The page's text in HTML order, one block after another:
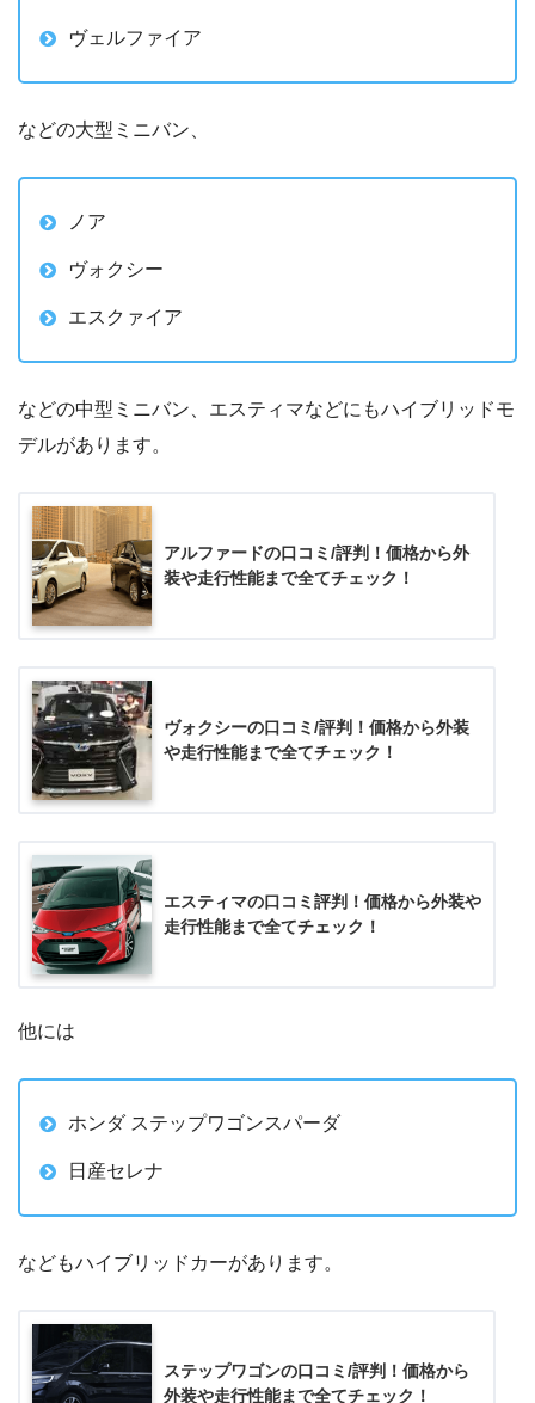
ヴェルファイア
などの大型ミニバン、
ノア
ヴォクシー
エスクァイア
などの中型ミニバン、エスティマなどにもハイブリッドモ
デルがあります。
アルファードの口コミ/評判！価格から外
装や走行性能まで全てチェック！
ヴォクシーの口コミ/評判！価格から外装
や走行性能まで全てチェック！
エスティマの口コミ評判！価格から外装や
走行性能まで全てチェック！
他には
ホンダ ステップワゴンスパーダ
日産セレナ
などもハイブリッドカーがあります。
ステップワゴンの口コミ/評判！価格から
外装や走行性能まで全てチェック！